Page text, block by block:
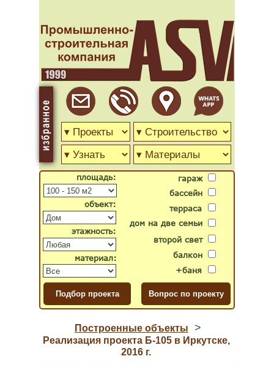
гараж
бассейн
второй свет
дом на две семьи
терраса
балкон
+баня
объект:
материал:
площадь:
этажность:
Построенные объекты >
Реализация проекта Б-105 в Иркутске,
2016 г.